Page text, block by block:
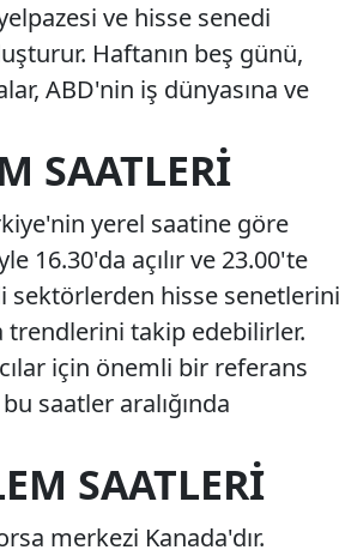
ve hisse senedi
Haftanın beş günü,
ABD'nin iş dünyasına ve
SAATLERI
yerel saatine göre
16.30'da açılır ve 23.00'te
sektörlerden hisse senetlerini
trendlerini takip edebilirler.
için önemli bir referans
saatler aralığında
SAATLERI
merkezi Kanada'dır.